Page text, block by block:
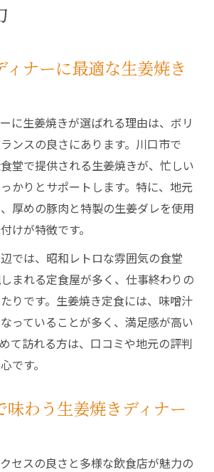
ィナーに最適な生姜焼き
に生姜焼きが選ばれる理由は、ボリ
ンスの良さにあります。川口市で
堂で提供される生姜焼きが、忙しい
かりとサポートします。特に、地元
厚めの豚肉と特製の生姜ダレを使用
けが特徴です。
では、昭和レトロな雰囲気の食堂
まれる定食屋が多く、仕事終わりの
りです。生姜焼き定食には、味噌汁
っていることが多く、満足感が高い
て訪れる方は、口コミや地元の評判
です。
味わう生姜焼きディナー
セスの良さと多様な飲食店が魅力の